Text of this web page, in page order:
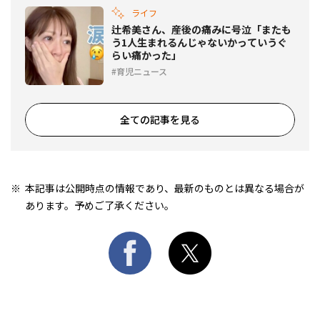
ライフ
辻希美さん、産後の痛みに号泣「またも
う1人生まれるんじゃないかっていうぐ
らい痛かった」
育児ニュース
全ての記事を見る
本記事は公開時点の情報であり、最新のものとは異なる場合が
あります。予めご了承ください。